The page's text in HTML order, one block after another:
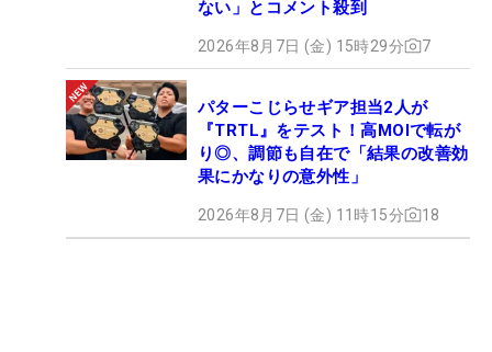
ない」とコメント殺到
2026年8月7日 (金) 15時29分 7
パターこじらせギア担当2人が
『TRTL』をテスト！高MOIで転が
り◎、調節も自在で「結果の改善効
果にかなりの意外性」
2026年8月7日 (金) 11時15分 18